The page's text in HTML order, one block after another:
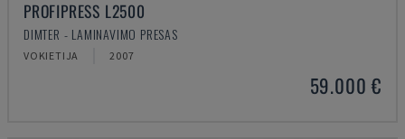
PROFIPRESS L2500
DIMTER - LAMINAVIMO PRESAS
VOKIETIJA 2007
59.000 €